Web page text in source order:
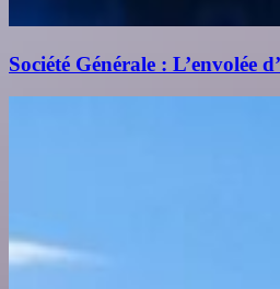
Société Générale : L’envolée